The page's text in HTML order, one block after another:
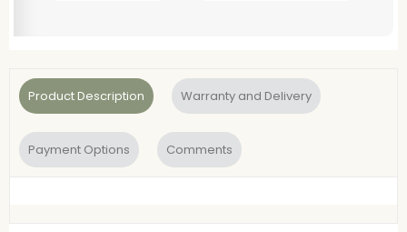
Product Description Warranty and Delivery
Payment Options Comments